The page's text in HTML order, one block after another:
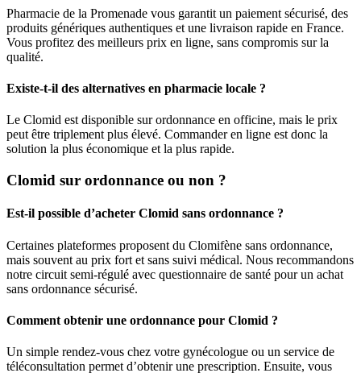
Pharmacie de la Promenade vous garantit un paiement sécurisé, des
produits génériques authentiques et une livraison rapide en France.
Vous profitez des meilleurs prix en ligne, sans compromis sur la
qualité.
Existe-t-il des alternatives en pharmacie locale ?
Le Clomid est disponible sur ordonnance en officine, mais le prix
peut être triplement plus élevé. Commander en ligne est donc la
solution la plus économique et la plus rapide.
Clomid sur ordonnance ou non ?
Est-il possible d’acheter Clomid sans ordonnance ?
Certaines plateformes proposent du Clomifène sans ordonnance,
mais souvent au prix fort et sans suivi médical. Nous recommandons
notre circuit semi-régulé avec questionnaire de santé pour un achat
sans ordonnance sécurisé.
Comment obtenir une ordonnance pour Clomid ?
Un simple rendez-vous chez votre gynécologue ou un service de
téléconsultation permet d’obtenir une prescription. Ensuite, vous